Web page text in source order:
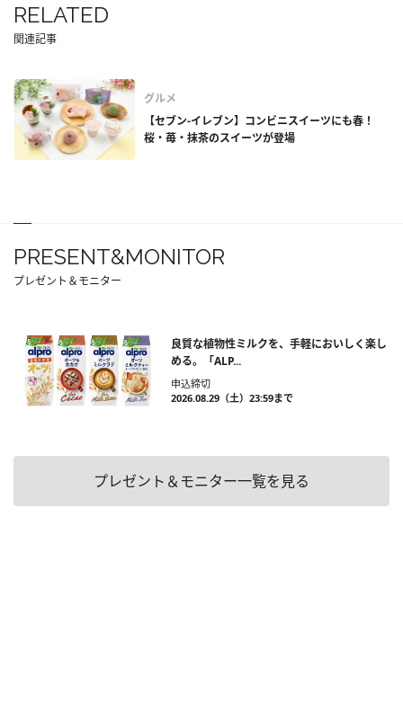
RELATED
関連記事
グルメ
【セブン-イレブン】コンビニスイーツにも春！
桜・苺・抹茶のスイーツが登場
PRESENT&MONITOR
プレゼント＆モニター
良質な植物性ミルクを、手軽においしく楽し
める。「ALP...
申込締切
2026.08.29（土）23:59まで
プレゼント＆モニター一覧を見る